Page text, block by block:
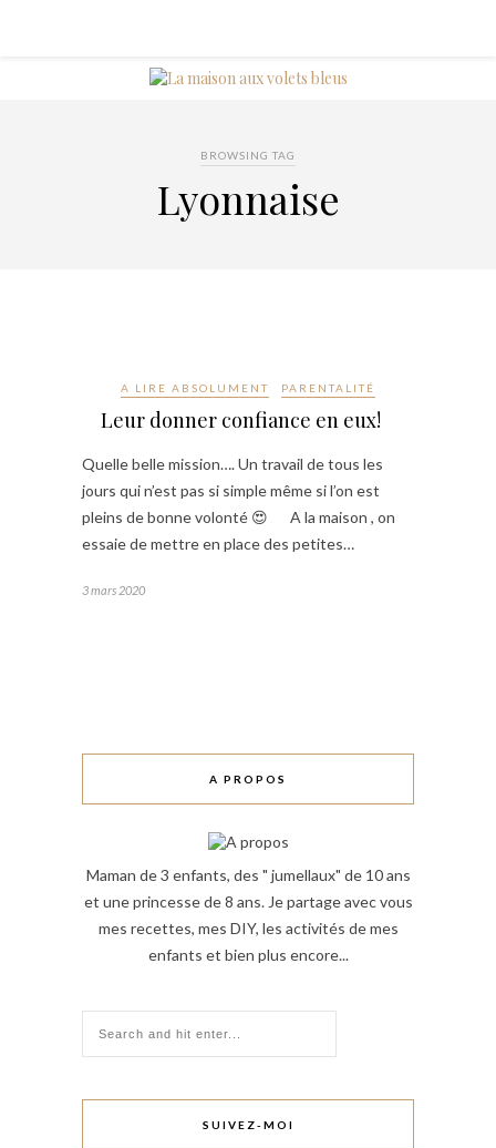
BROWSING TAG
Lyonnaise
A LIRE ABSOLUMENT PARENTALITÉ
Leur donner confiance en eux!⠀
Quelle belle mission…. Un travail de tous les
jours qui n’est pas si simple même si l’on est
pleins de bonne volonté 😍⠀⠀A la maison , on
essaie de mettre en place des petites…
3 mars 2020
A PROPOS
Maman de 3 enfants, des " jumellaux" de 10 ans
et une princesse de 8 ans. Je partage avec vous
mes recettes, mes DIY, les activités de mes
enfants et bien plus encore...
SUIVEZ-MOI